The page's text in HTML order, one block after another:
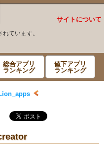
サイトについて
ています。
総合アプリ
ランキング
値下アプリ
ランキング